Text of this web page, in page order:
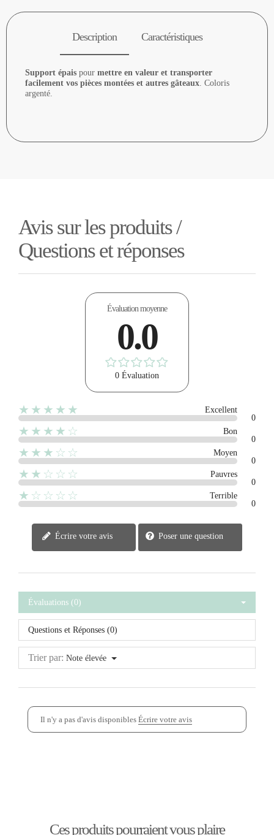
Description Caractéristiques
Support épais pour mettre en valeur et transporter
facilement vos pièces montées et autres gâteaux . Coloris
argenté.
Avis sur les produits /
Questions et réponses
Évaluation moyenne
0.0
0 Évaluation
★★★★★
Excellent
0
★★★★☆
Bon
0
★★★☆☆
Moyen
0
★★☆☆☆
Pauvres
0
★☆☆☆☆
Terrible
0
Écrire votre avis Poser une question
Évaluations (0)
Questions et Réponses (0)
Trier par: Note élevée
Il n'y a pas d'avis disponibles Écrire votre avis
Ces produits pourraient vous plaire